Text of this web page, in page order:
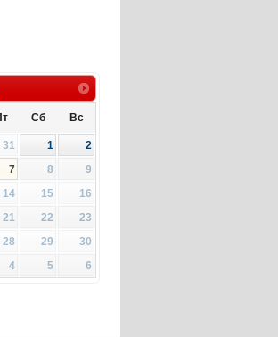
Сб Вс
31 1
2
7 8
9
14 15
16
21 22
23
28 29
30
4 5 6